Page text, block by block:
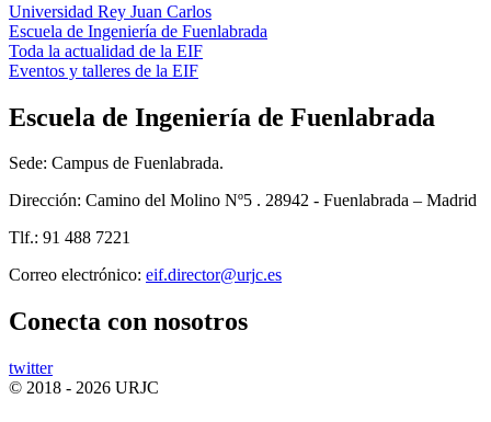
Universidad Rey Juan Carlos
Escuela de Ingeniería de Fuenlabrada
Toda la actualidad de la EIF
Eventos y talleres de la EIF
Escuela de Ingeniería de Fuenlabrada
Sede: Campus de Fuenlabrada.
Dirección: Camino del Molino Nº5 . 28942 - Fuenlabrada – Madrid
Tlf.: 91 488 7221
Correo electrónico:
Conecta con nosotros
twitter
© 2018 - 2026 URJC